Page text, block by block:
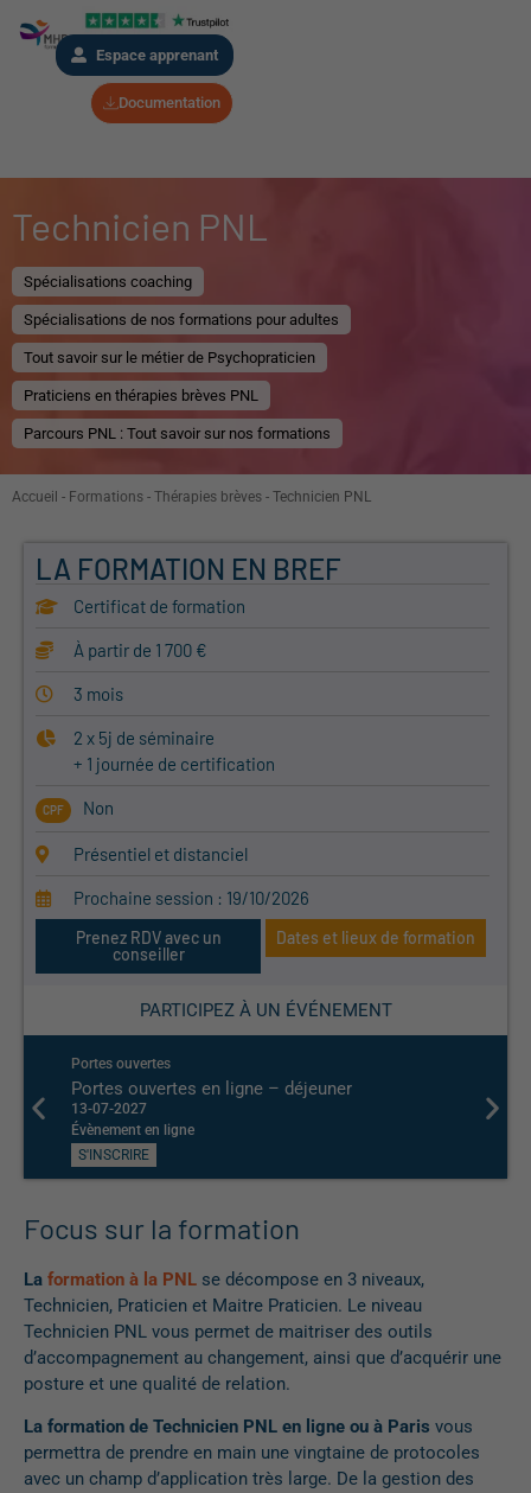
Espace apprenant
Documentation
Technicien PNL
Spécialisations coaching
Spécialisations de nos formations pour adultes
Tout savoir sur le métier de Psychopraticien
Praticiens en thérapies brèves PNL
Parcours PNL : Tout savoir sur nos formations
Accueil - Formations - Thérapies brèves - Technicien PNL
Focus sur la formation
La formation à la PNL se décompose en 3 niveaux,
Technicien, Praticien et Maitre Praticien. Le niveau
Technicien PNL vous permet de maitriser des outils
d’accompagnement au changement, ainsi que d’acquérir une
posture et une qualité de relation.
La formation de Technicien PNL en ligne ou à Paris vous
permettra de prendre en main une vingtaine de protocoles
avec un champ d’application très large. De la gestion des
LA FORMATION EN BREF
Certificat de formation
À partir de 1 700 €
3 mois
2 x 5j de séminaire
+ 1 journée de certification
CPF Non
Présentiel et distanciel
Prochaine session : 19/10/2026
Prenez RDV avec un
conseiller
Dates et lieux de formation
PARTICIPEZ À UN ÉVÉNEMENT
Portes ouvertes
Portes ouvertes en ligne – déjeuner
13-07-2027
Évènement en ligne
S'INSCRIRE
29-